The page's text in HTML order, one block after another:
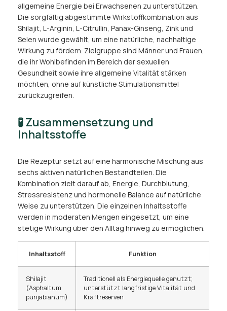
allgemeine Energie bei Erwachsenen zu unterstützen.
Die sorgfältig abgestimmte Wirkstoffkombination aus
Shilajit, L-Arginin, L-Citrullin, Panax-Ginseng, Zink und
Selen wurde gewählt, um eine natürliche, nachhaltige
Wirkung zu fördern. Zielgruppe sind Männer und Frauen,
die ihr Wohlbefinden im Bereich der sexuellen
Gesundheit sowie ihre allgemeine Vitalität stärken
möchten, ohne auf künstliche Stimulationsmittel
zurückzugreifen.
🧪 Zusammensetzung und
Inhaltsstoffe
Die Rezeptur setzt auf eine harmonische Mischung aus
sechs aktiven natürlichen Bestandteilen. Die
Kombination zielt darauf ab, Energie, Durchblutung,
Stressresistenz und hormonelle Balance auf natürliche
Weise zu unterstützen. Die einzelnen Inhaltsstoffe
werden in moderaten Mengen eingesetzt, um eine
stetige Wirkung über den Alltag hinweg zu ermöglichen.
Inhaltsstoff Funktion
Shilajit
(Asphaltum
punjabianum)
Traditionell als Energiequelle genutzt;
unterstützt langfristige Vitalität und
Kraftreserven